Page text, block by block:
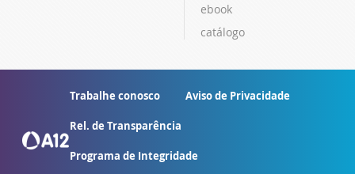
ebook
catálogo
Trabalhe conosco Aviso de Privacidade
Rel. de Transparência
Programa de Integridade